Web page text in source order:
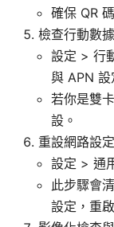
確保 QR
檢查行動數
設定 > 行
與 APN 設
若你是雙
設。
重設網路設定
設定 > 通
此步驟會
設定，重